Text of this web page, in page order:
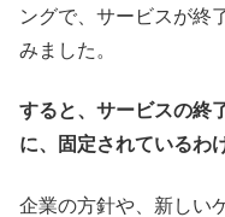
ングで、サービスが終
みました。
すると、サービスの終
に、固定されているわ
企業の方針や、新しい